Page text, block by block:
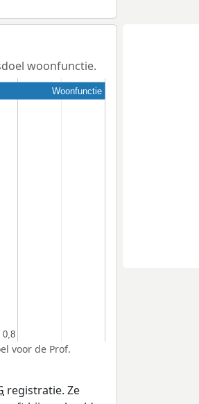
woonfunctie.
0,8
0,8
Woonfunctie
voor de Prof.
registratie. Ze